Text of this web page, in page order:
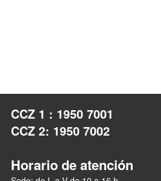
CCZ 1 : 1950 7001
CCZ 2: 1950 7002
Horario de atención